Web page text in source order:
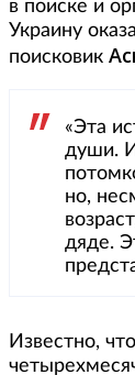
в поиске и
Украину
поисковик
«Эта
души.
но,
дяде.
Известно,